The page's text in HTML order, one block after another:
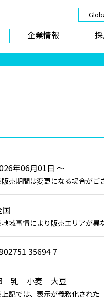
企業情報
年06月01日 ～
販売期間は変更になる場合がご
国
地域事情により販売エリアが異
35694 7
乳 小麦 大豆
上記では、表示が義務化された